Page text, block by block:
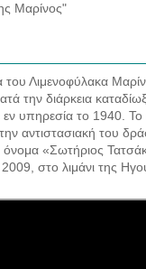
Μαρίνος"
του Λιμενοφύλακα
την διάρκεια
υπηρεσία το 1940. Το
αντιστασιακή του
όνομα «Σωτήριος
στο λιμάνι της